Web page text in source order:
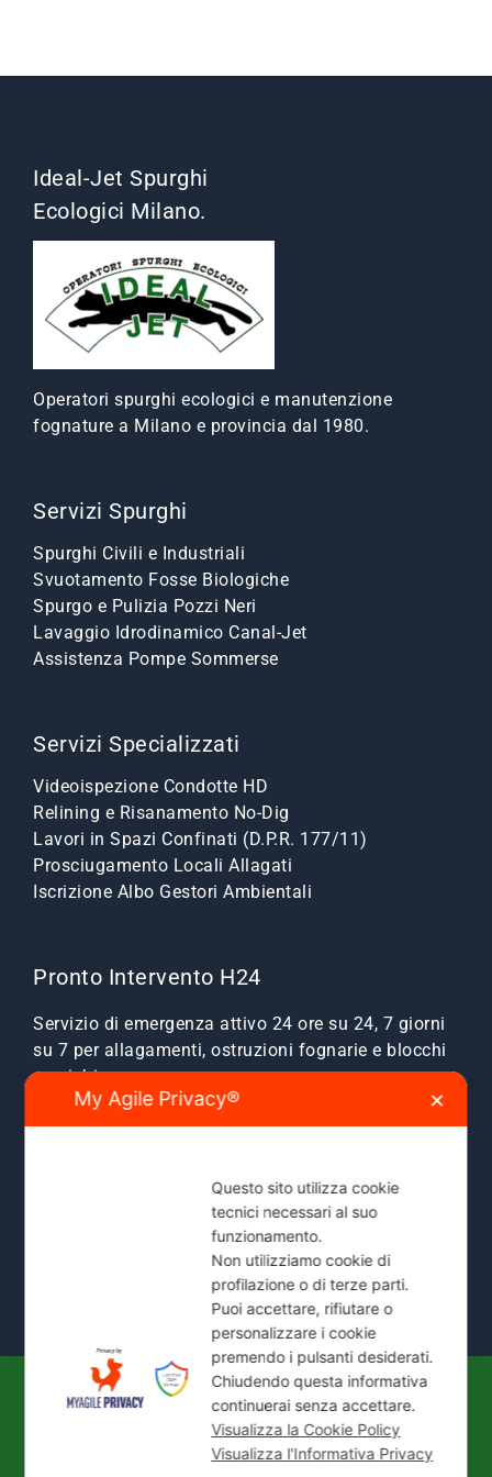
Ideal-Jet Spurghi
Ecologici Milano.
Operatori spurghi ecologici e manutenzione
fognature a Milano e provincia dal 1980.
Servizi Spurghi
Spurghi Civili e Industriali
Svuotamento Fosse Biologiche
Spurgo e Pulizia Pozzi Neri
Lavaggio Idrodinamico Canal-Jet
Assistenza Pompe Sommerse
Servizi Specializzati
Videoispezione Condotte HD
Relining e Risanamento No-Dig
Lavori in Spazi Confinati (D.P.R. 177/11)
Prosciugamento Locali Allagati
Iscrizione Albo Gestori Ambientali
Pronto Intervento H24
Servizio di emergenza attivo 24 ore su 24, 7 giorni
su 7 per allagamenti, ostruzioni fognarie e blocchi
scarichi.
Mostra Tutte le Zone Servite →
© 2026
IDEAL JET S.N.C. DI PREZIOSO
| P. IVA / C.F.: 02066180965 |
REA: MI-1339524 | Via Pisa 200/28 - 20099 Sesto
My Agile Privacy® ✕
Questo sito utilizza cookie
tecnici necessari al suo
funzionamento.
Non utilizziamo cookie di
profilazione o di terze parti.
Puoi accettare, rifiutare o
personalizzare i cookie
premendo i pulsanti desiderati.
Chiudendo questa informativa
continuerai senza accettare.
Visualizza la Cookie Policy
Visualizza l'Informativa Privacy